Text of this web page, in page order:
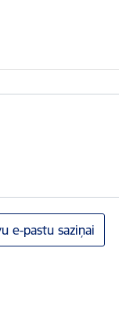
e-pastu saziņai